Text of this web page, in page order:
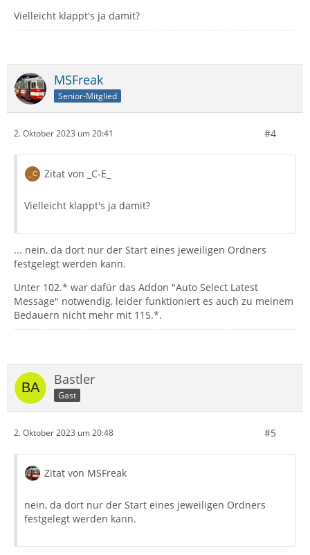
Vielleicht klappt's ja damit?
MSFreak
Senior-Mitglied
2. Oktober 2023 um 20:41 #4
Zitat von _C-E_
Vielleicht klappt's ja damit?
... nein, da dort nur der Start eines jeweiligen Ordners
festgelegt werden kann.
Unter 102.* war dafür das Addon "Auto Select Latest
Message" notwendig, leider funktioniert es auch zu meinem
Bedauern nicht mehr mit 115.*.
Bastler
Gast
2. Oktober 2023 um 20:48 #5
Zitat von MSFreak
nein, da dort nur der Start eines jeweiligen Ordners
festgelegt werden kann.